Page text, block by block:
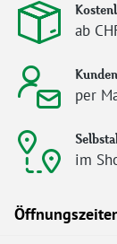
ab
per
im